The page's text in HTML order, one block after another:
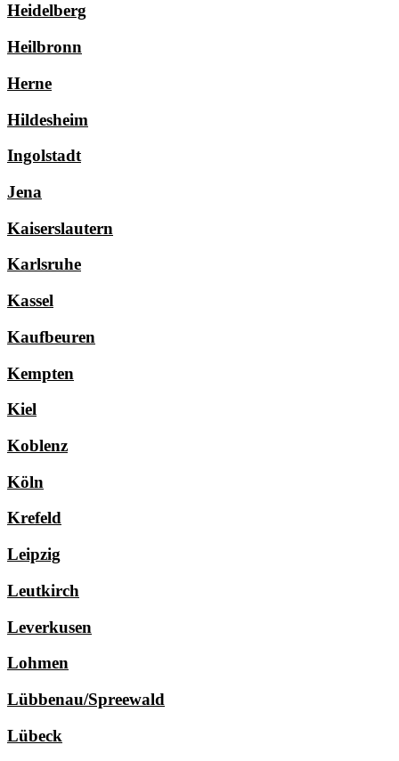
Heidelberg
Heilbronn
Herne
Hildesheim
Ingolstadt
Jena
Kaiserslautern
Karlsruhe
Kassel
Kaufbeuren
Kempten
Kiel
Koblenz
Köln
Krefeld
Leipzig
Leutkirch
Leverkusen
Lohmen
Lübbenau/Spreewald
Lübeck